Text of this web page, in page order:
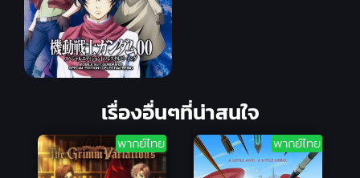
เรื่องอื่นๆที่น่าสนใจ
พากย์ไทย พากย์ไทย